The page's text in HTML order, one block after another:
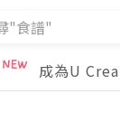
成為U